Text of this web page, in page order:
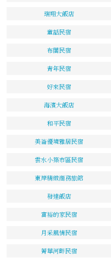
瑞翔大飯店
童話民宿
布閣民宿
青年民宿
好來民宿
海濱大飯店
和平民宿
美崙優境雅居民宿
雲水小築市區民宿
東岸精緻商務旅館
發達飯店
富裕的家民宿
月采風情民宿
菁華河畔民宿